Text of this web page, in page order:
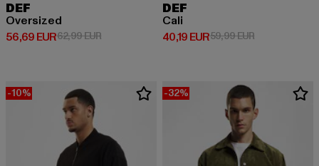
DEF
Oversized
56,69 EUR
Derzeitiger Preis: 56,69 EUR
62,99 EURAktionspreis: 62,99 EUR
DEF
Cali
40,19 EUR
Derzeitiger Preis: 40,19 EUR
59,99 EURAktionspreis:
-10% -32%